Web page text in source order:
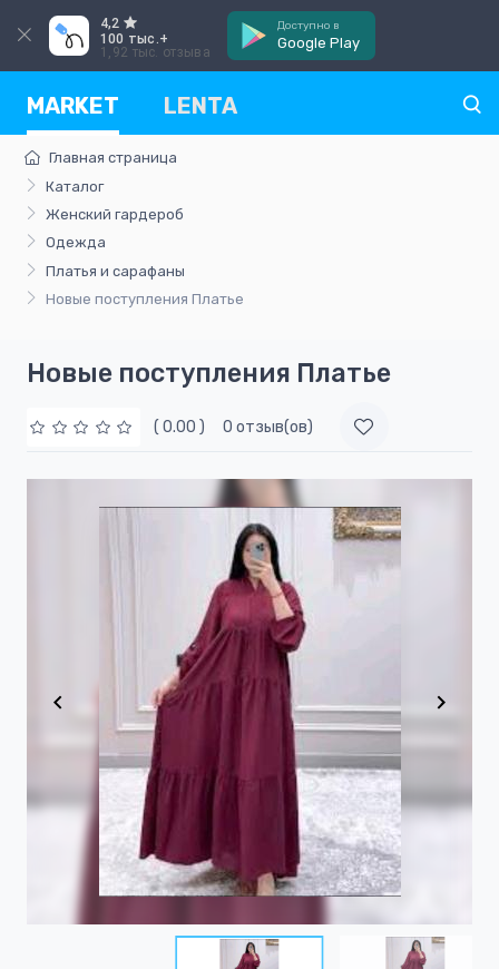
4,2
100 тыс.+
1,92 тыс. отзыва
Доступно в
Google Play
MARKET LENTA
Главная страница
Каталог
Женский гардероб
Одежда
Платья и сарафаны
Новые поступления Платье
Новые поступления Платье
( 0.00 ) 0 отзыв(ов)